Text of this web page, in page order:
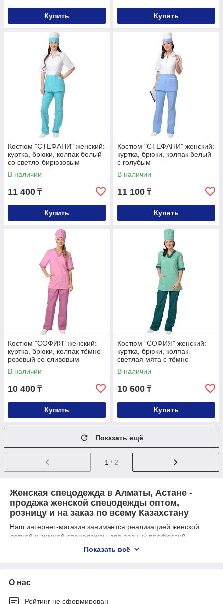
Купить Купить
Костюм "СТЕФАНИ" женский:
куртка, брюки, колпак белый
со светло-бирюзовым
В наличии
11 400 ₸
Купить
Костюм "СТЕФАНИ" женский:
куртка, брюки, колпак белый
с голубым
В наличии
11 100 ₸
Купить
Костюм "СОФИЯ" женский:
куртка, брюки, колпак тёмно-
розовый со сливовым
В наличии
10 400 ₸
Купить
Костюм "СОФИЯ" женский:
куртка, брюки, колпак
светлая мята с тёмно-
зелёным
В наличии
10 600 ₸
Купить
Показать ещё
1 / 2
Женская спецодежда в Алматы, Астане -
продажа женской спецодежды оптом,
розницу и на заказ по всему Казахстану
Наш интернет-магазин занимается реализацией женской
летней и зимней спецодежды для разных профессий.
Закупка онлайн существенно облегчает оформление заказа,
торговую площадку с качественным товаром и с отправкой
Показать всё
О нас
Рейтинг не сформирован